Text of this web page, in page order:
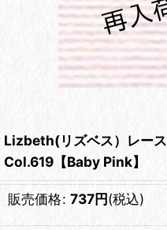
Lizbeth(リズベス）レ
Col.619【Baby Pink】
販売価格: 737円(税込)